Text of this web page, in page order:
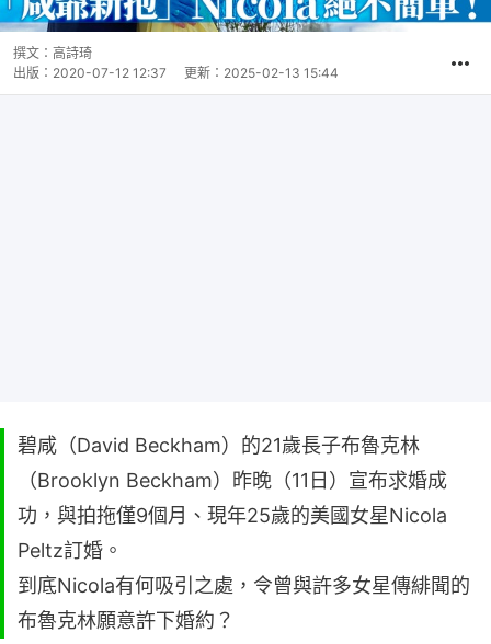
撰文： 高詩琦
出版： 2020-07-12 12:37 更新： 2025-02-13 15:44
碧咸（David Beckham）的21歲長子布魯克林
（Brooklyn Beckham）昨晚（11日）宣布求婚成
功，與拍拖僅9個月、現年25歲的美國女星Nicola
Peltz訂婚。
到底Nicola有何吸引之處，令曾與許多女星傳緋聞的
布魯克林願意許下婚約？